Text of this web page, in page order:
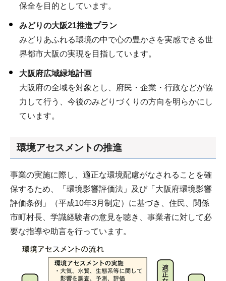
保全を目的としています。
みどりの大阪21推進プラン
みどりあふれる環境の中で心の豊かさを実感できる世
界都市大阪の実現を目指しています。
大阪府広域緑地計画
大阪府の全域を対象とし、府民・企業・行政などが協
力して行う、今後のみどりづくりの方向を明らかにし
ています。
環境アセスメントの推進
事業の実施に際し、適正な環境配慮がなされることを確
保するため、「環境影響評価法」及び「大阪府環境影響
評価条例」（平成10年3月制定）に基づき、住民、関係
市町村長、学識経験者の意見を聴き、事業者に対して必
要な指導や助言を行っています。